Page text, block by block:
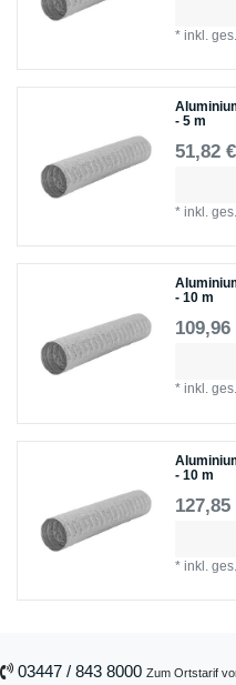
*inkl.
- 5 m
51,82
*inkl.
- 10 m
109,96
*inkl.
- 10 m
127,85
*inkl.
03447 / 843 8000 Zum Ortstarif